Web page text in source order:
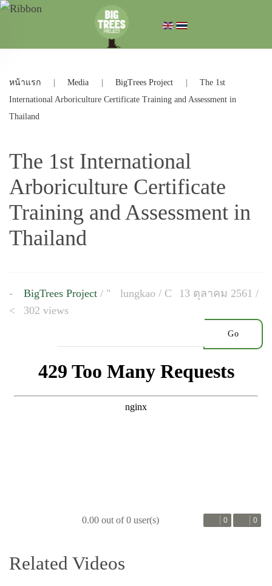
หน้าแรก Media BigTrees Project
The 1st
International Arboriculture Certificate Training and Assessment in
Thailand
The 1st International
Arboriculture Certificate
Training and Assessment in
Thailand
BigTrees Project/ lungkao /
13 ตุลาคม 2561 /
302 views
Go
0.00 out of 0 user(s) 0 0
Related Videos